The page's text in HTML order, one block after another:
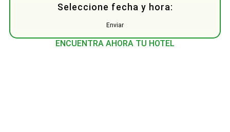
Seleccione fecha y hora:
Enviar
ENCUENTRA AHORA TU HOTEL